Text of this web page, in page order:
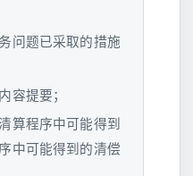
问题已采取的措施
容提要；
算程序中可能得到
中可能得到的清偿